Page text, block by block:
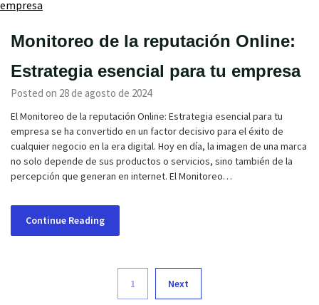
Monitoreo de la reputación Online:
Estrategia esencial para tu empresa
Posted on 28 de agosto de 2024
El Monitoreo de la reputación Online: Estrategia esencial para tu
empresa se ha convertido en un factor decisivo para el éxito de
cualquier negocio en la era digital. Hoy en día, la imagen de una marca
no solo depende de sus productos o servicios, sino también de la
percepción que generan en internet. El Monitoreo…
Continue Reading
1 Next